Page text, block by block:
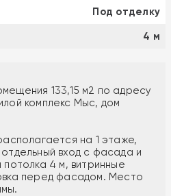
Под отделку
4 м
133,15 м2 по адресу
комплекс Мыс, дом
на 1 этаже,
вход с фасада и
4 м, витринные
перед фасадом. Место